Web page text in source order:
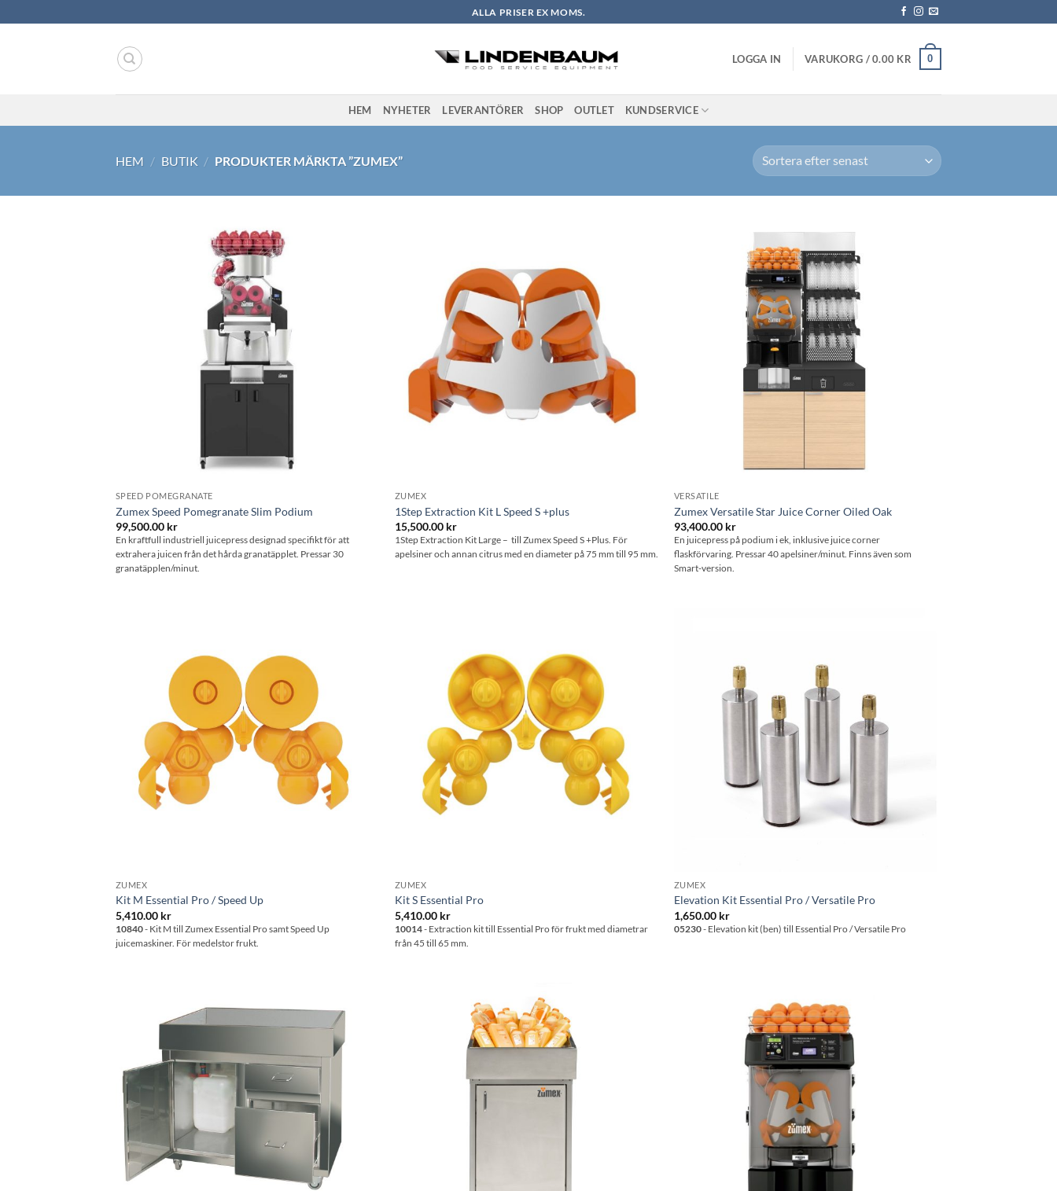
to
ALLA PRISER EX MOMS.
LOGGA IN VARUKORG /0.00 KR 0
HEM NYHETER LEVERANTÖRER SHOP OUTLET KUNDSERVICE
HEM / BUTIK / PRODUKTER MÄRKTA ”ZUMEX”
SPEED POMEGRANATE
Zumex Speed Pomegranate Slim Podium
99,500.00 kr
En kraftfull industriell juicepress designad specifikt för att
extrahera juicen från det hårda granatäpplet. Pressar 30
granatäpplen/minut.
ZUMEX
1Step Extraction Kit L Speed S +plus
15,500.00 kr
1Step Extraction Kit Large – till Zumex Speed S +Plus. För
apelsiner och annan citrus med en diameter på 75 mm till 95 mm.
VERSATILE
Zumex Versatile Star Juice Corner Oiled Oak
93,400.00 kr
En juicepress på podium i ek, inklusive juice corner
flaskförvaring. Pressar 40 apelsiner/minut. Finns även som
Smart-version.
ZUMEX
Kit M Essential Pro / Speed Up
5,410.00 kr
10840- Kit M till Zumex Essential Pro samt Speed Up
juicemaskiner. För medelstor frukt.
ZUMEX
Kit S Essential Pro
5,410.00 kr
10014- Extraction kit till Essential Pro för frukt med diametrar
från 45 till 65 mm.
ZUMEX
Elevation Kit Essential Pro / Versatile Pro
1,650.00 kr
05230- Elevation kit (ben) till Essential Pro / Versatile Pro
Lägg till i
önskelistan